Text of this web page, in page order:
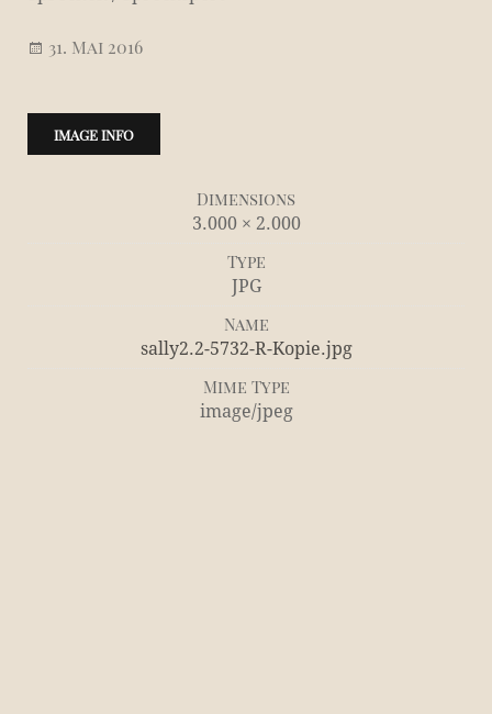
31. Mai 2016
IMAGE INFO
Dimensions
3.000 × 2.000
Type
JPG
Name
sally2.2-5732-R-Kopie.jpg
Mime Type
image/jpeg